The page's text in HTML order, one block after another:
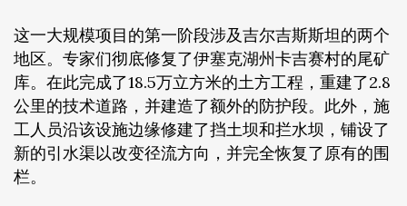
这一大规模项目的第一阶段涉及吉尔吉斯斯坦的两个
地区。专家们彻底修复了伊塞克湖州卡吉赛村的尾矿
库。在此完成了18.5万立方米的土方工程，重建了2.8
公里的技术道路，并建造了额外的防护段。此外，施
工人员沿该设施边缘修建了挡土坝和拦水坝，铺设了
新的引水渠以改变径流方向，并完全恢复了原有的围
栏。